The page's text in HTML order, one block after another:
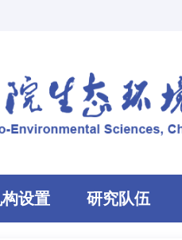
设置 研究队伍